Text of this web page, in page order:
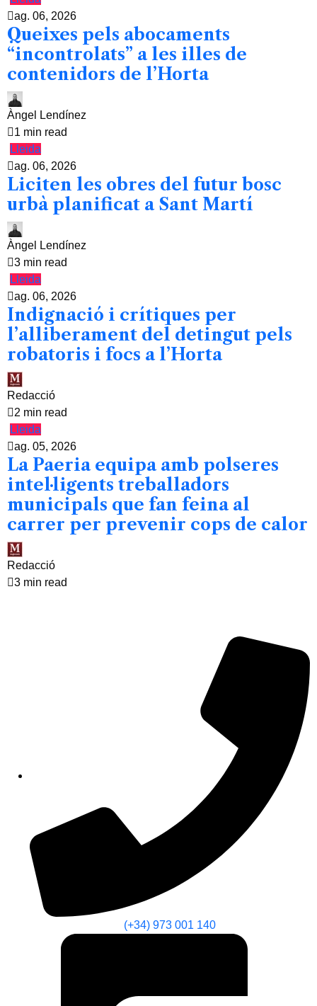
ag. 06, 2026
Queixes pels abocaments
“incontrolats” a les illes de
contenidors de l’Horta
Àngel Lendínez
1 min read
Lleida
ag. 06, 2026
Liciten les obres del futur bosc
urbà planificat a Sant Martí
Àngel Lendínez
3 min read
Lleida
ag. 06, 2026
Indignació i crítiques per
l’alliberament del detingut pels
robatoris i focs a l’Horta
Redacció
2 min read
Lleida
ag. 05, 2026
La Paeria equipa amb polseres
intel·ligents treballadors
municipals que fan feina al
carrer per prevenir cops de calor
Redacció
3 min read
(+34) 973 001 140